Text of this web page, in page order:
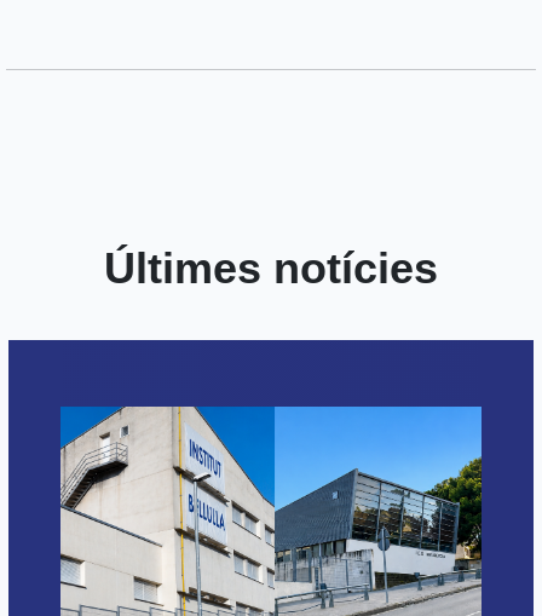
Últimes notícies